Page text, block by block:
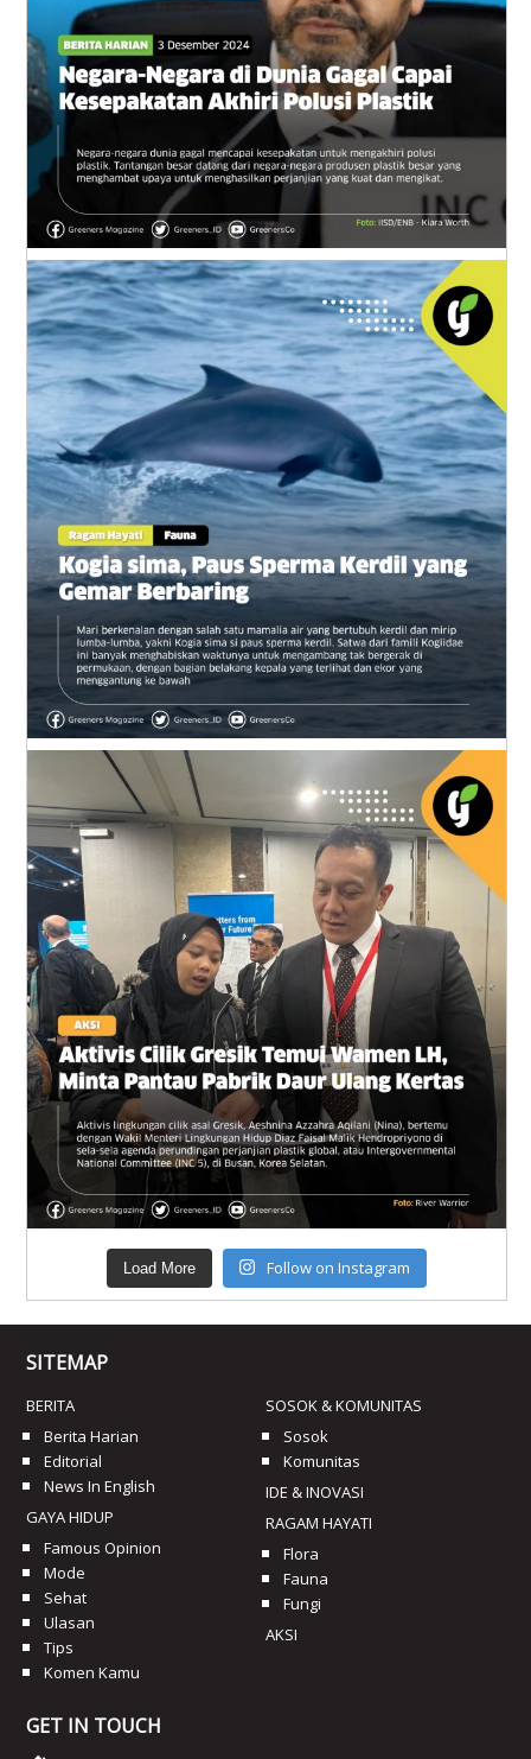
Load More Follow on Instagram
SITEMAP
BERITA
Berita Harian
Editorial
News In English
GAYA HIDUP
Famous Opinion
Mode
Sehat
Ulasan
Tips
Komen Kamu
SOSOK & KOMUNITAS
Sosok
Komunitas
IDE & INOVASI
RAGAM HAYATI
Flora
Fauna
Fungi
AKSI
GET IN TOUCH